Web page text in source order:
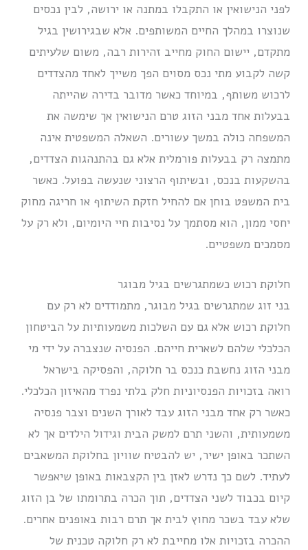
לפני הנישואין או התקבלו במתנה או ירושה, לבין נכסים
שנוצרו במהלך החיים המשותפים. אלא שבגירושין בגיל
מתקדם, יישום החוק מחייב זהירות רבה, משום שלעיתים
קשה לקבוע מתי נכס מסוים הפך משייך לאחד מהצדדים
לרכוש משותף, במיוחד כאשר מדובר בדירה שהייתה
בבעלות אחד מבני הזוג טרם הנישואין אך שימשה את
המשפחה כולה במשך עשורים. השאלה המשפטית אינה
מתמצה רק בבעלות פורמלית אלא גם בהתנהגות הצדדים,
בהשקעות בנכס, ובשיתוף הרצוני שנעשה בפועל. כאשר
בית המשפט בוחן אם להחיל חזקת השיתוף או חריגה מחוק
יחסי ממון, הוא מסתמך על נסיבות חיי היומיום, ולא רק על
מסמכים משפטיים.
חלוקת רכוש כשמתגרשים בגיל מבוגר
בני זוג שמתגרשים בגיל מבוגר, מתמודדים לא רק עם
חלוקת רכוש אלא גם עם השלכות משמעותיות על הביטחון
הכלכלי שלהם לשארית חייהם. הפנסיה שנצברה על ידי מי
מבני הזוג נחשבת כנכס בר חלוקה, והפסיקה בישראל
רואה בזכויות הפנסיוניות חלק בלתי נפרד מהאיזון הכלכלי.
כאשר רק אחד מבני הזוג עבד לאורך השנים וצבר פנסיה
משמעותית, והשני תרם למשק הבית וגידול הילדים אך לא
השתכר באופן ישיר, יש להבטיח שוויון בחלוקת המשאבים
לעתיד. לשם כך נדרש לאזן בין הקצבאות באופן שיאפשר
קיום בכבוד לשני הצדדים, תוך הכרה בתרומתו של בן הזוג
שלא עבד בשכר מחוץ לבית אך תרם רבות באופנים אחרים.
ההכרה בזכויות אלו מחייבת לא רק חלוקה טכנית של